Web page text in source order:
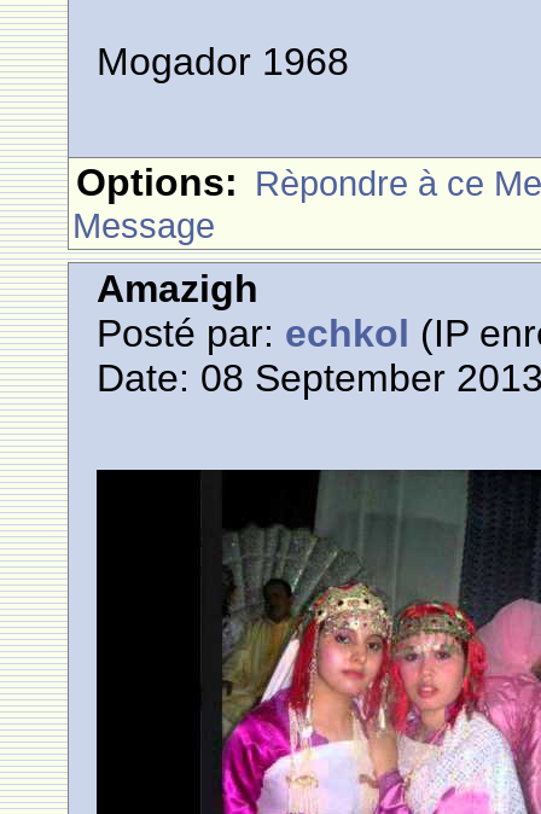
Mogador 1968
Options: Rèpondre à ce
Message
Amazigh
Posté par: echkol (IP
Date: 08 September